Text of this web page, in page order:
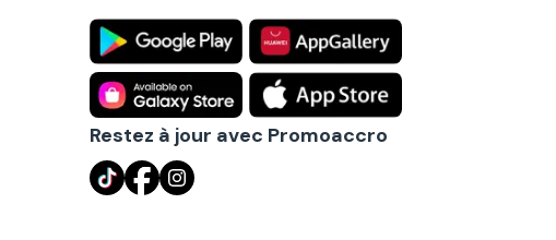
Restez à jour avec Promoaccro